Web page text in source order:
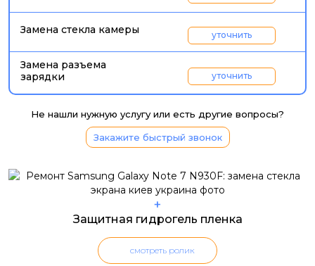
Замена стекла камеры уточнить
Замена разъема
зарядки
уточнить
Не нашли нужную услугу или есть другие вопросы?
Закажите быстрый звонок
+
Защитная гидрогель пленка
смотреть ролик